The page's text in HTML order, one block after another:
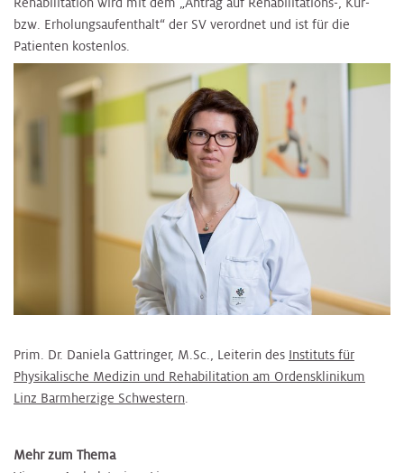
bzw. Erholungsaufenthalt“ der SV verordnet und ist für die
Patienten kostenlos.
Prim. Dr. Daniela Gattringer, M.Sc., Leiterin des Instituts für
Physikalische Medizin und Rehabilitation am Ordensklinikum
Linz Barmherzige Schwestern.
Mehr zum Thema